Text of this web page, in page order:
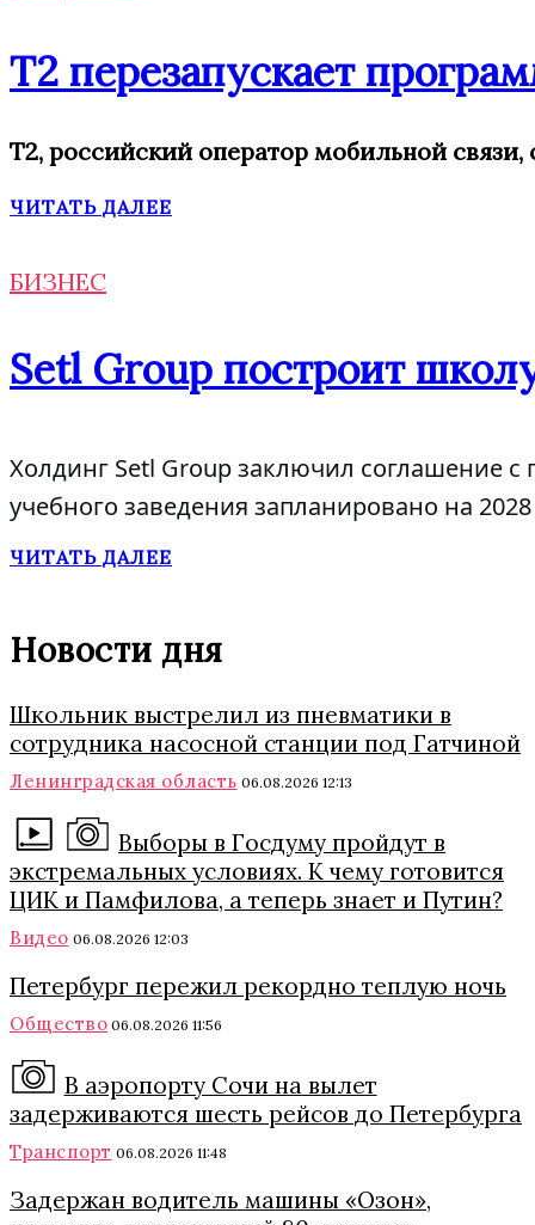
Т2 перезапускает
T2, российский оператор мобильной связи,
ЧИТАТЬ ДАЛЕЕ
БИЗНЕС
Setl Group построит
Холдинг Setl Group заключил соглашение с
учебного заведения запланировано на 2028
ЧИТАТЬ ДАЛЕЕ
Новости дня
Школьник выстрелил из пневматики в
сотрудника насосной станции под Гатчиной
Ленинградская область 06.08.2026 12:13
Выборы в Госдуму пройдут в
экстремальных условиях. К чему готовится
ЦИК и Памфилова, а теперь знает и Путин?
Видео 06.08.2026 12:03
Петербург пережил рекордно теплую ночь
Общество 06.08.2026 11:56
В аэропорту Сочи на вылет
задерживаются шесть рейсов до Петербурга
Транспорт 06.08.2026 11:48
Задержан водитель машины «Озон»,